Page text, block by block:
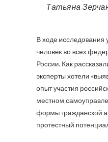
Татьяна
В ходе
человек во всех
России. Как
эксперты хотели
опыт участия
местном
формы гражданской
протестный